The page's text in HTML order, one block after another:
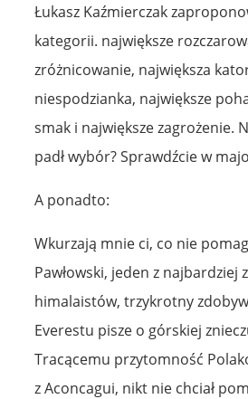
Łukasz Kaźmierczak
kategorii. największe
zróżnicowanie, największa
niespodzianka, największe
smak i największe zagrożenie.
padł wybór? Sprawdźcie w
A ponadto:
Wkurzają mnie ci, co nie
Pawłowski, jeden z najbardziej
himalaistów, trzykrotny
Everestu pisze o górskiej
Tracącemu przytomność
z Aconcagui, nikt nie chciał